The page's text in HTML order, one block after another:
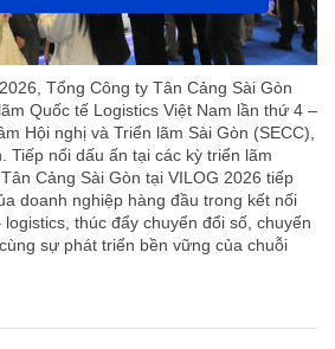
Tổng Công ty Tân Cảng Sài Gòn
Quốc tế Logistics Việt Nam lần thứ 4 –
Hội nghị và Triển lãm Sài Gòn (SECC),
Tiếp nối dấu ấn tại các kỳ triển lãm
Cảng Sài Gòn tại VILOG 2026 tiếp
doanh nghiệp hàng đầu trong kết nối
thúc đẩy chuyển đổi số, chuyển
sự phát triển bền vững của chuỗi